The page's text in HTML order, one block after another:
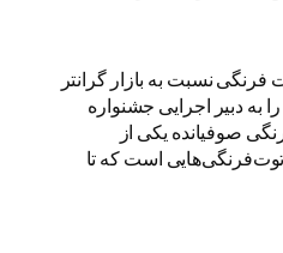
فرنگی نسبت به بازار گرانتر
به دبیر اجرایی جشنواره
صوفیانده یکی از
است که تا